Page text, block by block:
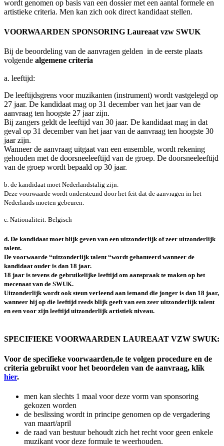
wordt genomen op basis van een dossier met een aantal formele en
artistieke criteria. Men kan zich ook direct kandidaat stellen.
VOORWAARDEN SPONSORING Laureaat vzw SWUK
Bij de beoordeling van de aanvragen gelden in de eerste plaats
volgende algemene criteria
a. leeftijd:
De leeftijdsgrens voor muzikanten (instrument) wordt vastgelegd op
27 jaar. De kandidaat mag op 31 december van het jaar van de
aanvraag ten hoogste 27 jaar zijn.
Bij zangers geldt de leeftijd van 30 jaar. De kandidaat mag in dat
geval op 31 december van het jaar van de aanvraag ten hoogste 30
jaar zijn.
Wanneer de aanvraag uitgaat van een ensemble, wordt rekening
gehouden met de doorsneeleeftijd van de groep. De doorsneeleeftijd
van de groep wordt bepaald op 30 jaar.
b. de kandidaat moet Nederlandstalig zijn.
Deze voorwaarde wordt ondersteund door het feit dat de aanvragen in het
Nederlands moeten gebeuren.
c. Nationaliteit: Belgisch
d. De kandidaat moet blijk geven van een uitzonderlijk of zeer uitzonderlijk
talent.
De voorwaarde “uitzonderlijk talent “wordt gehanteerd wanneer de
kandidaat ouder is dan 18 jaar.
18 jaar is tevens de gebruikelijke leeftijd om aanspraak te maken op het
mecenaat van de SWUK.
Uitzonderlijk wordt ook steun verleend aan iemand die jonger is dan 18 jaar,
wanneer hij op die leeftijd reeds blijk geeft van een zeer uitzonderlijk talent
en een voor zijn leeftijd uitzonderlijk artistiek niveau.
SPECIFIEKE VOORWAARDEN LAUREAAT VZW SWUK:
Voor de specifieke voorwaarden,de te volgen procedure en de
criteria gebruikt voor het beoordelen van de aanvraag, klik
hier.
men kan slechts 1 maal voor deze vorm van sponsoring
gekozen worden
de beslissing wordt in principe genomen op de vergadering
van maart/april
de raad van bestuur behoudt zich het recht voor geen enkele
muzikant voor deze formule te weerhouden.